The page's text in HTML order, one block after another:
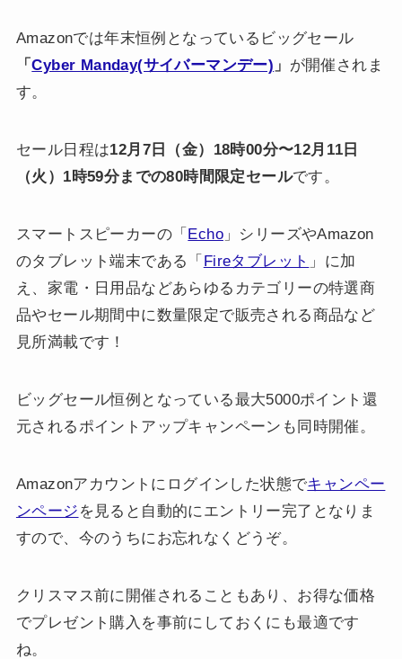
Amazonでは年末恒例となっているビッグセール
「Cyber Manday(サイバーマンデー) 」 が開催されま
す。
セール日程は12月7日（金）18時00分〜12月11日
（火）1時59分までの80時間限定セールです。
スマートスピーカーの「 Echo」シリーズやAmazon
のタブレット端末である「 Fireタブレット 」に加
え、家電・日用品などあらゆるカテゴリーの特選商
品やセール期間中に数量限定で販売される商品など
見所満載です！
ビッグセール恒例となっている最大5000ポイント還
元されるポイントアップキャンペーンも同時開催。
Amazonアカウントにログインした状態でキャンペー
ンページ を見ると自動的にエントリー完了となりま
すので、今のうちにお忘れなくどうぞ。
クリスマス前に開催されることもあり、お得な価格
でプレゼント購入を事前にしておくにも最適です
ね。